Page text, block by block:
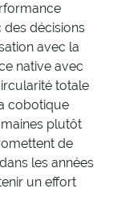
décisions
avec la
native avec
totale
cobotique
plutôt
de
les années
un effort